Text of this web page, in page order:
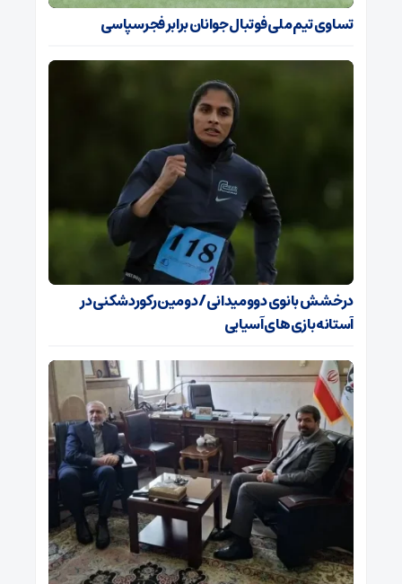
تساوی تیم ملی فوتبال جوانان برابر فجرسپاسی
درخشش بانوی دوومیدانی/ دومین رکوردشکنی در
آستانه بازی‌های آسیایی